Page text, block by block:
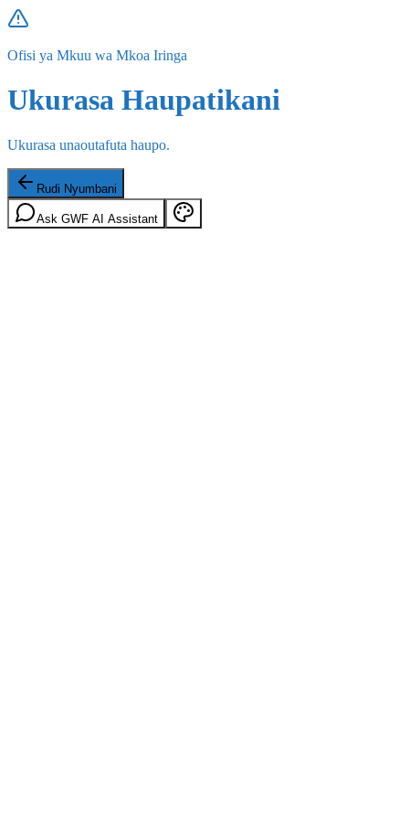
Ofisi ya Mkuu wa Mkoa Iringa
Ukurasa Haupatikani
Ukurasa unaoutafuta haupo.
Rudi Nyumbani
Ask GWF AI Assistant